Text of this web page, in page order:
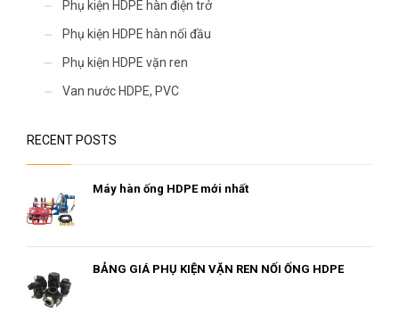
Phụ kiện HDPE hàn điện trở
Phụ kiện HDPE hàn nối đầu
Phụ kiện HDPE vặn ren
Van nước HDPE, PVC
RECENT POSTS
Máy hàn ống HDPE mới nhất
BẢNG GIÁ PHỤ KIỆN VẶN REN NỐI ỐNG HDPE